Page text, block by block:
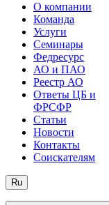
О компании
Команда
Услуги
Семинары
Федресурс
АО и ПАО
Реестр АО
Ответы ЦБ и
ФРСФР
Статьи
Новости
Контакты
Соискателям
Ru